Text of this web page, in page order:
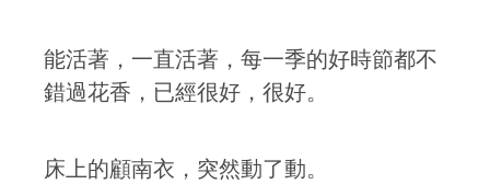
能活著，一直活著，每一季的好時節都不
錯過花香，已經很好，很好。
床上的顧南衣，突然動了動。